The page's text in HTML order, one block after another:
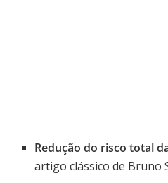
Redução do risco total
artigo clássico de Bruno